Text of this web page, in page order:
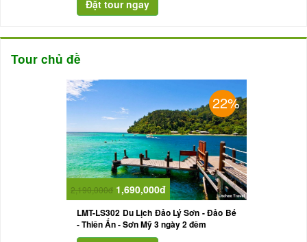
Tour chủ đề
22%
2,190,000đ 1,690,000đ
LMT-LS302 Du Lịch Đảo Lý Sơn - Đảo Bé
- Thiên Ấn - Sơn Mỹ 3 ngày 2 đêm